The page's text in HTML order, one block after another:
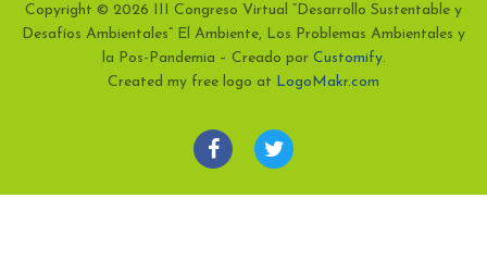
Copyright © 2026 III Congreso Virtual “Desarrollo Sustentable y
Desafíos Ambientales” El Ambiente, Los Problemas Ambientales y
la Pos-Pandemia – Creado por Customify.
Created my free logo at LogoMakr.com